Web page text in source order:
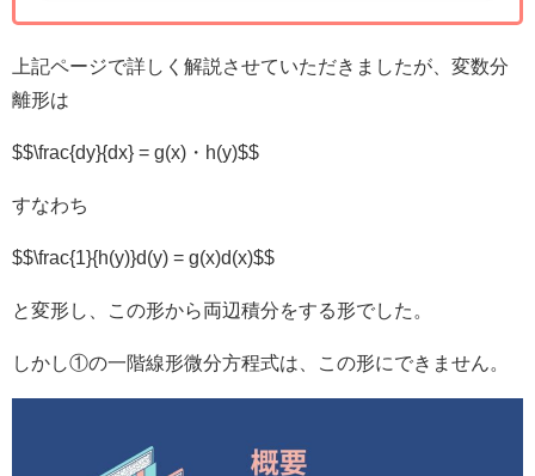
上記ページで詳しく解説させていただきましたが、変数分
離形は
$$\frac{dy}{dx} = g(x)・h(y)$$
すなわち
$$\frac{1}{h(y)}d(y) = g(x)d(x)$$
と変形し、この形から両辺積分をする形でした。
しかし①の一階線形微分方程式は、この形にできません。